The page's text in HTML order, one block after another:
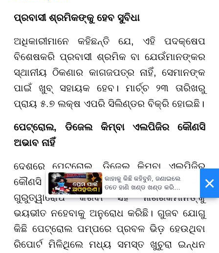
ପ୍ରବାସୀ ଶ୍ରମିକଙ୍କୁ ହେବ ସୁବିଧା
ଅଧିକାରୀମାନେ କହିଛନ୍ତି ଯେ, ଏହି ପଦକ୍ଷେପ
ବିଶେଷକରି ପ୍ରବାସୀ ଶ୍ରମିକ ବା ଯେଉଁମାନଙ୍କର
ସ୍ଥାନୀୟ ଠିକଣାର କାଗଜପତ୍ର ନାହିଁ, ସେମାନଙ୍କ
ପାଇଁ ଖୁବ୍ ସହାୟକ ହେବ। ମାର୍ଚ୍ଚ ୨୩ ତାରିଖରୁ
ପ୍ରାୟ ୫.୭ ଲକ୍ଷ ଏପରି ସିଲିଣ୍ଡର ବିକ୍ରି ହୋଇଛି।
ପେଟ୍ରୋଲ, ଡିଜେଲ କିମ୍ବା ଏଲପିଜିର କୌଣସି
ଅଭାବ ନାହିଁ
ଦେଶରେ ପେଟ୍ରୋଲ, ଡିଜେଲ କିମ୍ବା ଏଲପିଜିର
କୌଣସି ଅଭାବ ନାହିଁ ବୋଲି ମନ୍ତ୍ରଣାଳୟ
ଗୁରୁତ୍ୱାରୋପ କରିବା ସହ ନାଗରିକମାନଙ୍କୁ
ଭୟଭୀତ ନହେବାକୁ ଅନୁରୋଧ କରିଛି। ଗୁଜବ ଯୋଗୁ
କିଛି ପେଟ୍ରୋଲ ପମ୍ପରେ ପ୍ରବଳ ଭିଡ଼ ହେଉଥିବା
ରିପୋର୍ଟ ମିଳିଥିଲେ ମଧ୍ୟ ସମସ୍ତ ଖୁଚୁରା ଇନ୍ଧନ
×
କାହାକୁ କିଛି କହିବୁନି, ଜଣାଇଲେ
ତତେ ହାଣି ଖଣ୍ଡ ଖଣ୍ଡ କରି
ନଦୀରେ ଭସାଇଦେବୁ...